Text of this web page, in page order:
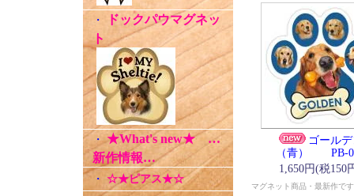
・
ドックパウマグネッ
ト
・★What's new★ …
新作情報…
・ ☆★ピアス★☆
ゴール
（青） PB-
1,650円(税150
マグネット商品・最新作です